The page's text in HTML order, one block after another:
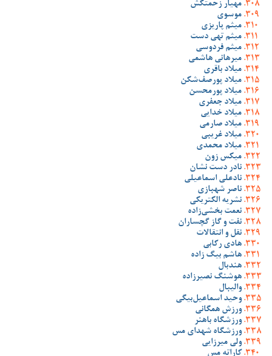
مهیار زحمتکش
موسوی
میثم پاریزی
میثم تهی دست
میثم فردوسی
میرهانی هاشمی
میلاد باقری
میلاد پورصف‌شکن
میلاد پورمحسن
میلاد جعفری
میلاد خدایی
میلاد صارمی
میلاد غریبی
میلاد محمدی
میکس زون
نادر دست نشان
نادعلی اسماعیلی
ناصر شهبازی
نشریه الکتریکی
نعمت بخشی‌زاده
نفت و گاز گچساران
نقل و انتقالات
هادی رکابی
هاشم بیگ زاده
هندبال
هوشنگ نصیرزاده
والیبال
وحید اسماعیل‌بیگی
ورزش همگانی
ورزشگاه باهنر
ورزشگاه شهدای مس
ولی میرزایی
کاراته مس